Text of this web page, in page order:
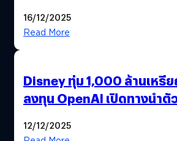
จบในที่เดียว
16/12/2025
Read More
Disney ทุ่ม 1,000 ล้านเหรี
ลงทุน OpenAI เปิดทางนำตั
12/12/2025